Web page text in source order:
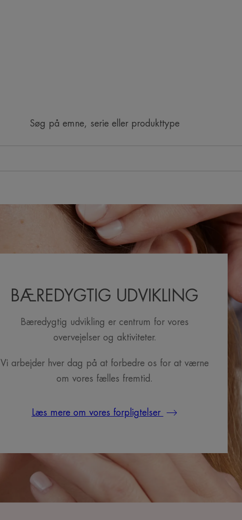
Søg på emne, serie eller produkttype
BÆREDYGTIG UDVIKLING
Bæredygtig udvikling er centrum for vores
overvejelser og aktiviteter.
Vi arbejder hver dag på at forbedre os for at værne
om vores fælles fremtid.
Læs mere om vores forpligtelser